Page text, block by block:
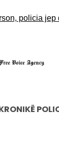
jep detaje